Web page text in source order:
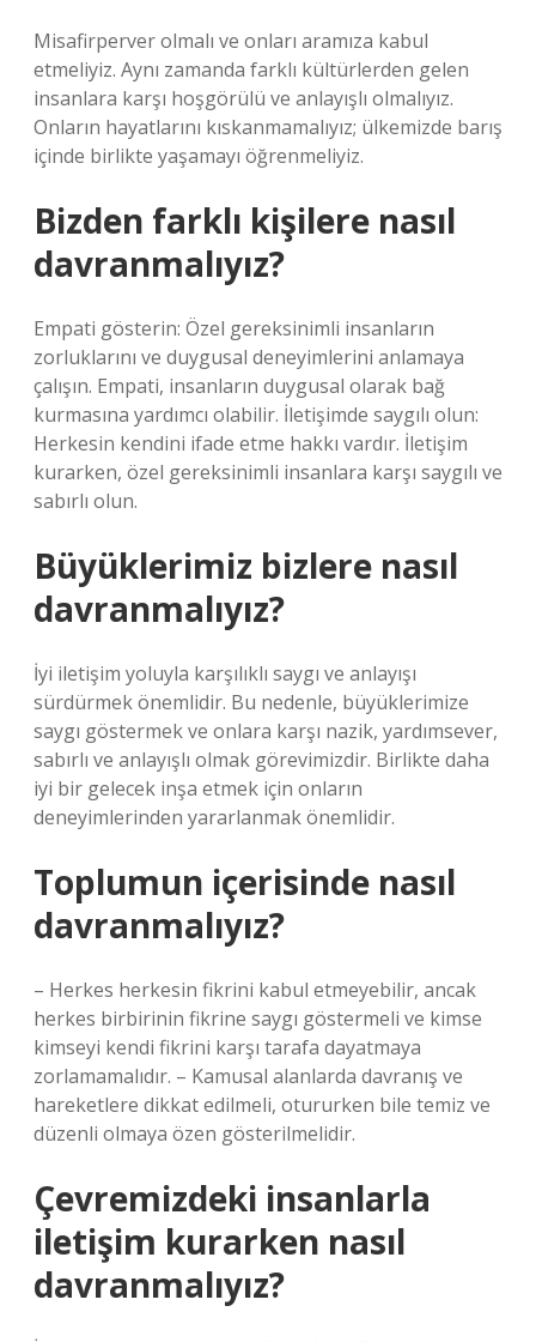
Misafirperver olmalı ve onları aramıza kabul
etmeliyiz. Aynı zamanda farklı kültürlerden gelen
insanlara karşı hoşgörülü ve anlayışlı olmalıyız.
Onların hayatlarını kıskanmamalıyız; ülkemizde barış
içinde birlikte yaşamayı öğrenmeliyiz.
Bizden farklı kişilere nasıl
davranmalıyız?
Empati gösterin: Özel gereksinimli insanların
zorluklarını ve duygusal deneyimlerini anlamaya
çalışın. Empati, insanların duygusal olarak bağ
kurmasına yardımcı olabilir. İletişimde saygılı olun:
Herkesin kendini ifade etme hakkı vardır. İletişim
kurarken, özel gereksinimli insanlara karşı saygılı ve
sabırlı olun.
Büyüklerimiz bizlere nasıl
davranmalıyız?
İyi iletişim yoluyla karşılıklı saygı ve anlayışı
sürdürmek önemlidir. Bu nedenle, büyüklerimize
saygı göstermek ve onlara karşı nazik, yardımsever,
sabırlı ve anlayışlı olmak görevimizdir. Birlikte daha
iyi bir gelecek inşa etmek için onların
deneyimlerinden yararlanmak önemlidir.
Toplumun içerisinde nasıl
davranmalıyız?
– Herkes herkesin fikrini kabul etmeyebilir, ancak
herkes birbirinin fikrine saygı göstermeli ve kimse
kimseyi kendi fikrini karşı tarafa dayatmaya
zorlamamalıdır. – Kamusal alanlarda davranış ve
hareketlere dikkat edilmeli, otururken bile temiz ve
düzenli olmaya özen gösterilmelidir.
Çevremizdeki insanlarla
iletişim kurarken nasıl
davranmalıyız?